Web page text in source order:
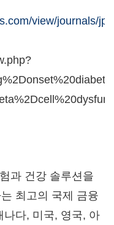
view/journals/
과 건강 솔루션을
최고의 국제 금융
나다, 미국, 영국, 아